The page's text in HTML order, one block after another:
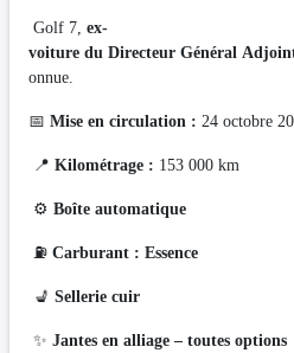
Golf 7, ex-
voiture du Directeur Général
onnue.
📅 Mise en circulation : 24 octobre
📍 Kilométrage : 153 000 km
⚙️ Boîte automatique
⛽ Carburant : Essence
💺 Sellerie cuir
✨ Jantes en alliage – toutes options